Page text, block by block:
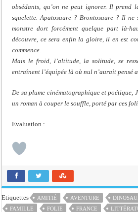
obsédants, qu’on ne peut ignorer. Il prend
squelette. Apatosaure ? Brontosaure ? Il
monstre dort forcément quelque part là-
découvre, ce sera enfin la gloire, il en est
commence.
Mais le froid, l’altitude, la solitude, se
entraînent l’équipée là où nul n’aurait pensé
De sa plume cinématographique et poétique,
un roman à couper le souffle, porté par ces
Evaluation :
Etiquettes AMITIÉ AVENTURE
FAMILLE
FOLIE FRANCE